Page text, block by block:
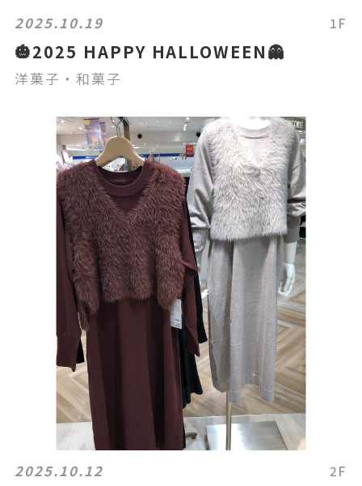
2025.10.19 1F
🎃2025 HAPPY HALLOWEEN👻
洋菓子・和菓子
2025.10.12 2F